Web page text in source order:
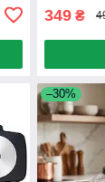
349 ₴
–30%